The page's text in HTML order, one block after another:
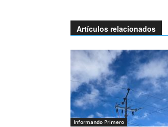
Artículos relacionados
Informando Primero